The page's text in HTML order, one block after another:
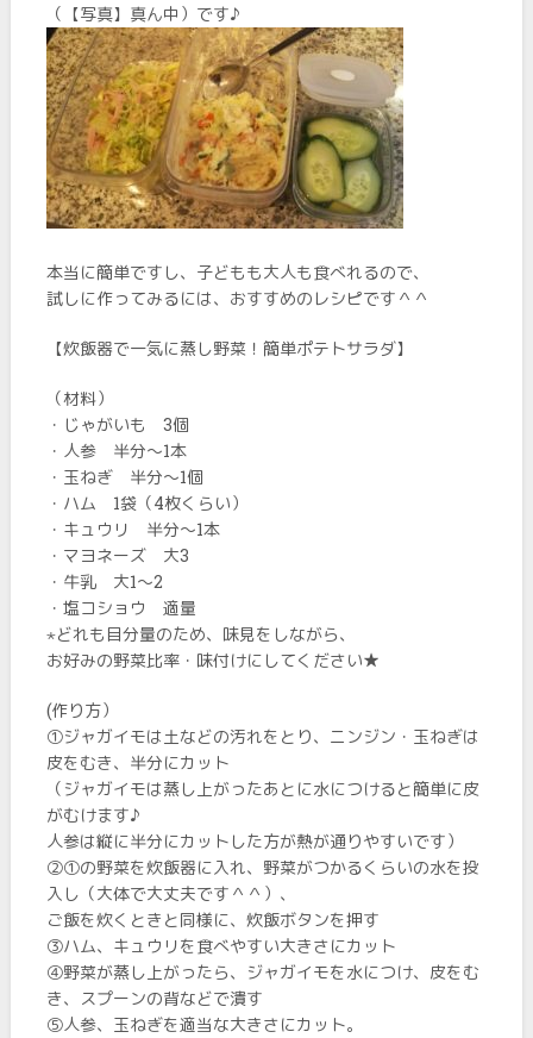
（【写真】真ん中）です♪
本当に簡単ですし、子どもも大人も食べれるので、
試しに作ってみるには、おすすめのレシピです＾＾
【炊飯器で一気に蒸し野菜！簡単ポテトサラダ】
（材料）
・じゃがいも 3個
・人参 半分～1本
・玉ねぎ 半分～1個
・ハム 1袋（4枚くらい）
・キュウリ 半分～1本
・マヨネーズ 大3
・牛乳 大1～2
・塩コショウ 適量
⋆どれも目分量のため、味見をしながら、
お好みの野菜比率・味付けにしてください★
(作り方）
①ジャガイモは土などの汚れをとり、ニンジン・玉ねぎは
皮をむき、半分にカット
（ジャガイモは蒸し上がったあとに水につけると簡単に皮
がむけます♪
人参は縦に半分にカットした方が熱が通りやすいです）
②①の野菜を炊飯器に入れ、野菜がつかるくらいの水を投
入し（大体で大丈夫です＾＾）、
ご飯を炊くときと同様に、炊飯ボタンを押す
③ハム、キュウリを食べやすい大きさにカット
④野菜が蒸し上がったら、ジャガイモを水につけ、皮をむ
き、スプーンの背などで潰す
⑤人参、玉ねぎを適当な大きさにカット。